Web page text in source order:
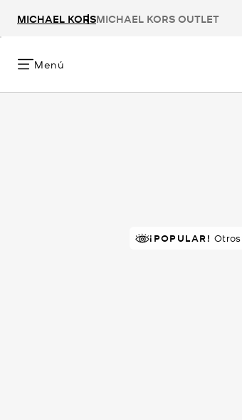
MICHAEL KORSMICHAEL KORS OUTLET
Menú
¡POPULAR!